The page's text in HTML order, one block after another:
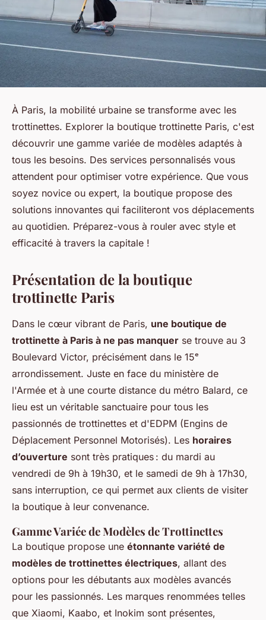
À Paris, la mobilité urbaine se transforme avec les
trottinettes. Explorer la boutique trottinette Paris, c'est
découvrir une gamme variée de modèles adaptés à
tous les besoins. Des services personnalisés vous
attendent pour optimiser votre expérience. Que vous
soyez novice ou expert, la boutique propose des
solutions innovantes qui faciliteront vos déplacements
au quotidien. Préparez-vous à rouler avec style et
efficacité à travers la capitale !
Présentation de la boutique
trottinette Paris
Dans le cœur vibrant de Paris, une boutique de
trottinette à Paris à ne pas manquer se trouve au 3
Boulevard Victor, précisément dans le 15ᵉ
arrondissement. Juste en face du ministère de
l'Armée et à une courte distance du métro Balard, ce
lieu est un véritable sanctuaire pour tous les
passionnés de trottinettes et d'EDPM (Engins de
Déplacement Personnel Motorisés). Les horaires
d’ouverture sont très pratiques : du mardi au
vendredi de 9h à 19h30, et le samedi de 9h à 17h30,
sans interruption, ce qui permet aux clients de visiter
la boutique à leur convenance.
Gamme Variée de Modèles de Trottinettes
La boutique propose une étonnante variété de
modèles de trottinettes électriques, allant des
options pour les débutants aux modèles avancés
pour les passionnés. Les marques renommées telles
que Xiaomi, Kaabo, et Inokim sont présentes,